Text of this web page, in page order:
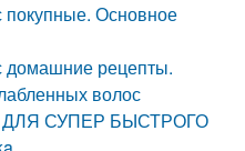
Основное
домашние рецепты.
волос
СУПЕР БЫСТРОГО